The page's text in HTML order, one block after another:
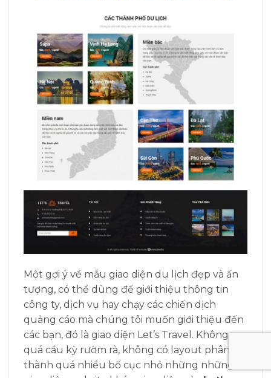
Một gợi ý về mẫu giao diện du lịch đẹp và ấn
tượng, có thể dùng để giới thiệu thông tin
công ty, dịch vụ hay chạy các chiến dịch
quảng cáo mà chúng tôi muốn giới thiệu đến
các bạn, đó là giao diện Let’s Travel. Không
quá cầu kỳ rườm rà, không có layout phân
thành quá nhiều bố cục nhỏ những những